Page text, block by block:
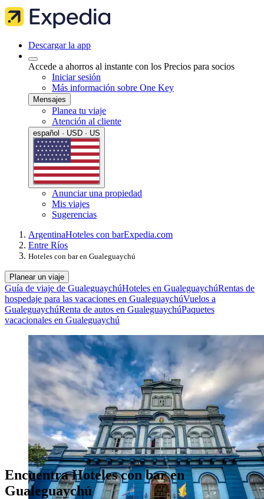
Descargar la app
Accede a ahorros al instante con los Precios para socios
Iniciar sesión
Más información sobre One Key
Mensajes
Planea tu viaje
Atención al cliente
español · USD · US
Anunciar una propiedad
Mis viajes
Sugerencias
ArgentinaHoteles con barExpedia.com
Entre Ríos
Hoteles con bar en Gualeguaychú
Planear un viaje
Guía de viaje de GualeguaychúHoteles en GualeguaychúRentas de
hospedaje para las vacaciones en GualeguaychúVuelos a
GualeguaychúRenta de autos en GualeguaychúPaquetes
vacacionales en Gualeguaychú
Encuentra Hoteles con bar en
Gualeguaychú